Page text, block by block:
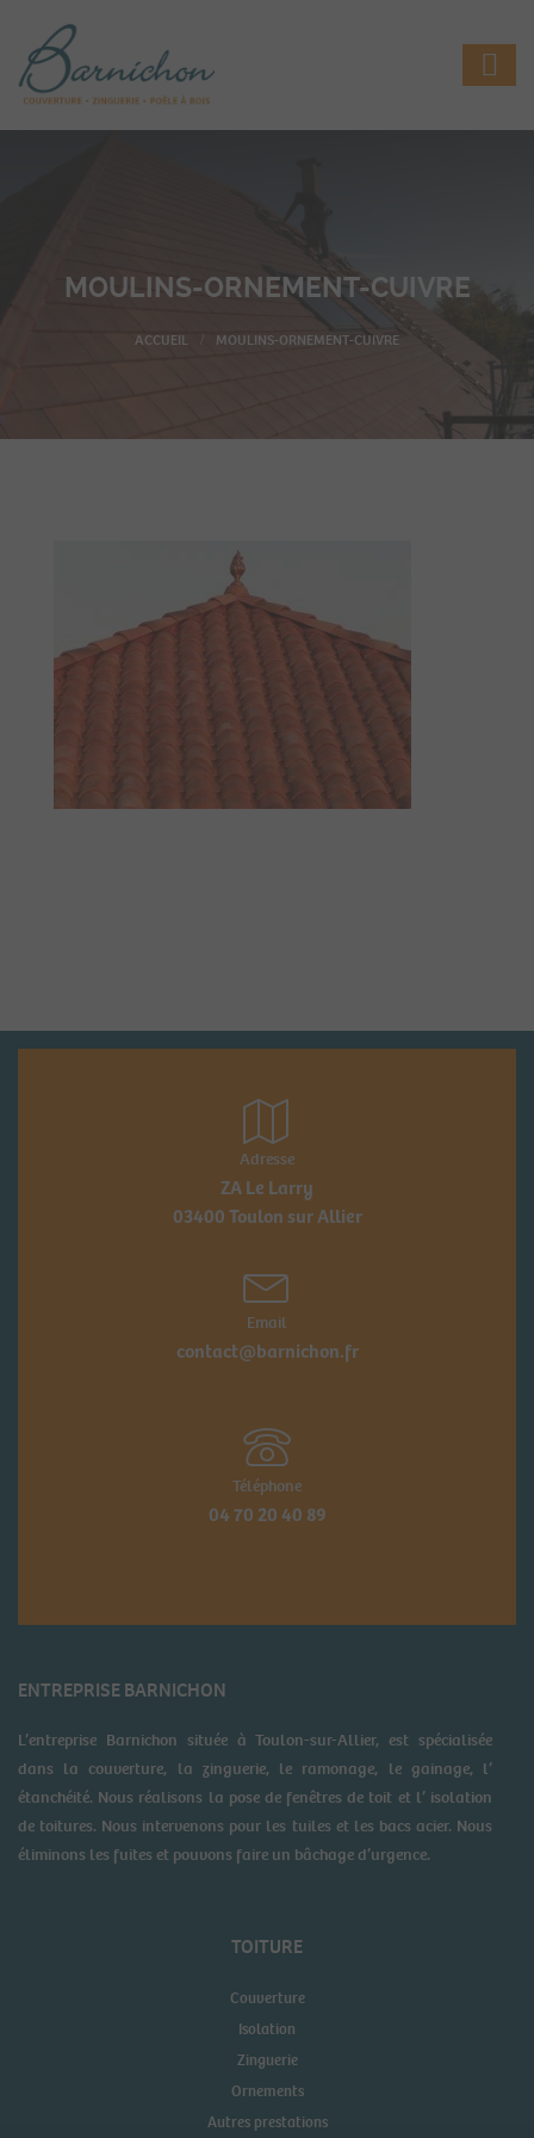
MOULINS-ORNEMENT-CUIVRE
MOULINS-ORNEMENT-CUIVRE
Adresse
ZA Le Larry
03400 Toulon sur Allier
Email
contact@barnichon.fr
Téléphone
04 70 20 40 89
ENTREPRISE BARNICHON
L’entreprise Barnichon située à Toulon-sur-Allier, est spécialisée
dans la couverture, la zinguerie, le ramonage, le gainage, l’
étanchéité. Nous réalisons la pose de fenêtres de toit et l’ isolation
de toitures. Nous intervenons pour les tuiles et les bacs acier. Nous
éliminons les fuites et pouvons faire un bâchage d’urgence.
TOITURE
Couverture
Isolation
Zinguerie
Ornements
Autres prestations